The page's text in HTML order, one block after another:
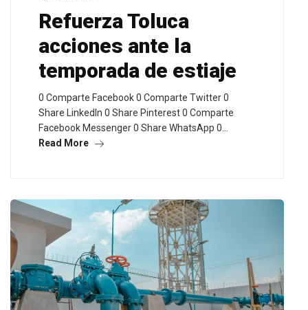
Refuerza Toluca
acciones ante la
temporada de estiaje
0 Comparte Facebook 0 Comparte Twitter 0
Share LinkedIn 0 Share Pinterest 0 Comparte
Facebook Messenger 0 Share WhatsApp 0…
Read More